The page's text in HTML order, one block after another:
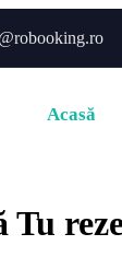
Acasă
Tu